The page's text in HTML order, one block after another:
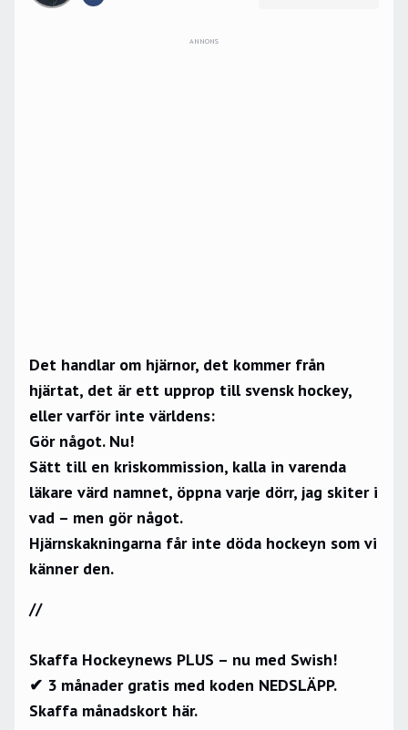
ANNONS
Det handlar om hjärnor, det kommer från
hjärtat, det är ett upprop till svensk hockey,
eller varför inte världens:
Gör något. Nu!
Sätt till en kriskommission, kalla in varenda
läkare värd namnet, öppna varje dörr, jag skiter i
vad – men gör något.
Hjärnskakningarna får inte döda hockeyn som vi
känner den.
//
Skaffa Hockeynews PLUS – nu med Swish!
✔ 3 månader gratis med koden NEDSLÄPP.
Skaffa månadskort här.